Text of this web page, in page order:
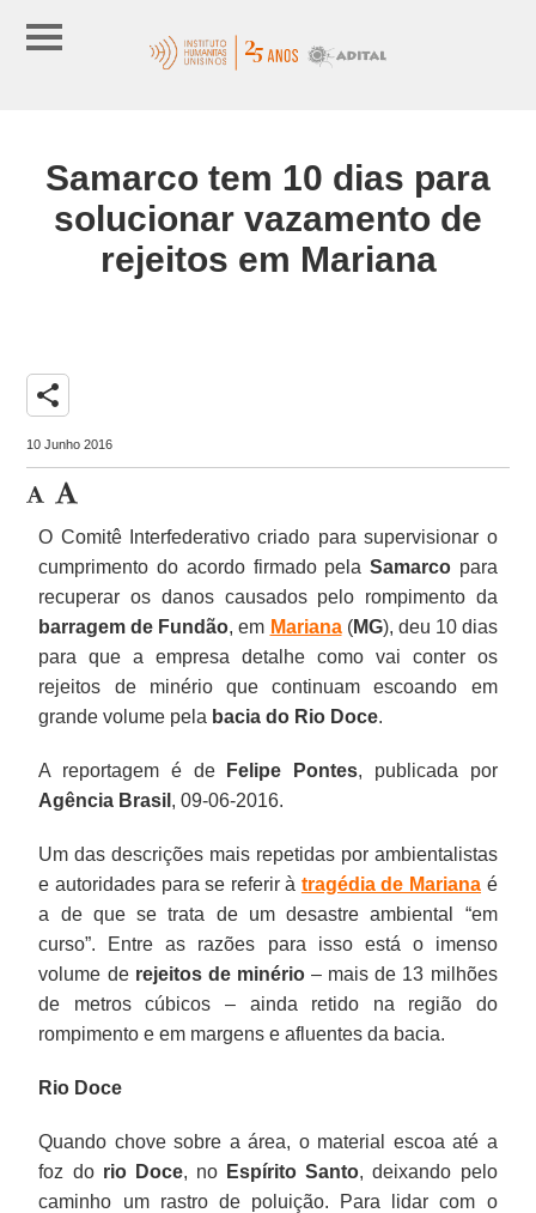
Samarco tem 10 dias para
solucionar vazamento de
rejeitos em Mariana
share
10 Junho 2016
O Comitê Interfederativo criado para supervisionar o
cumprimento do acordo firmado pela Samarcopara
recuperar os danos causados pelo rompimento da
barragem de Fundão, em Mariana(MG), deu 10 dias
para que a empresa detalhe como vai conter os
rejeitos de minério que continuam escoando em
grande volume pela bacia do Rio Doce.
A reportagem é de Felipe Pontes, publicada por
Agência Brasil , 09-06-2016.
Um das descrições mais repetidas por ambientalistas
e autoridades para se referir à tragédia de Mariana é
a de que se trata de um desastre ambiental “em
curso”. Entre as razões para isso está o imenso
volume de rejeitos de minério– mais de 13 milhões
de metros cúbicos – ainda retido na região do
rompimento e em margens e afluentes da bacia.
Rio Doce
Quando chove sobre a área, o material escoa até a
foz do rio Doce, no Espírito Santo, deixando pelo
caminho um rastro de poluição. Para lidar com o